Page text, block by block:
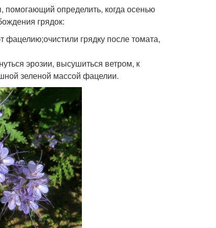
помогающий определить, когда осенью
грядок:
фацелию;очистили грядку после томата,
эрозии, высушиться ветром, к
зеленой массой фацелии.